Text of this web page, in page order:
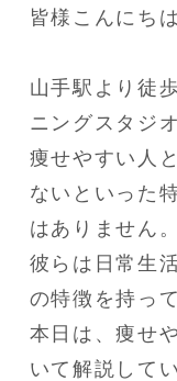
皆様こんにちは
山手駅より徒
ニングスタジ
痩せやすい人
ないといった
はありません。
彼らは日常生
の特徴を持っ
本日は、痩せ
いて解説して